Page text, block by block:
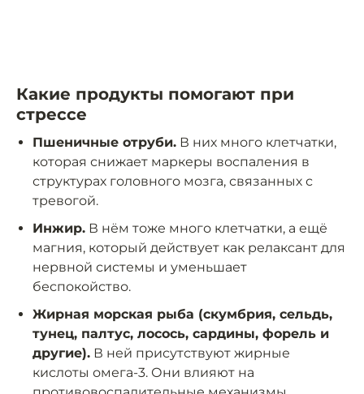
Какие продукты помогают при
стрессе
Пшеничные отруби. В них много клетчатки,
которая снижает маркеры воспаления в
структурах головного мозга, связанных с
тревогой.
Инжир. В нём тоже много клетчатки, а ещё
магния, который действует как релаксант для
нервной системы и уменьшает
беспокойство.
Жирная морская рыба (скумбрия, сельдь,
тунец, палтус, лосось, сардины, форель и
другие). В ней присутствуют жирные
кислоты омега-3. Они влияют на